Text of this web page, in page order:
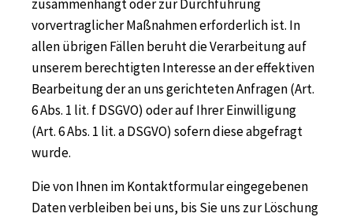
zusammenhängt oder zur Durchführung
vorvertraglicher Maßnahmen erforderlich ist. In
allen übrigen Fällen beruht die Verarbeitung auf
unserem berechtigten Interesse an der effektiven
Bearbeitung der an uns gerichteten Anfragen (Art.
6 Abs. 1 lit. f DSGVO) oder auf Ihrer Einwilligung
(Art. 6 Abs. 1 lit. a DSGVO) sofern diese abgefragt
wurde.
Die von Ihnen im Kontaktformular eingegebenen
Daten verbleiben bei uns, bis Sie uns zur Löschung